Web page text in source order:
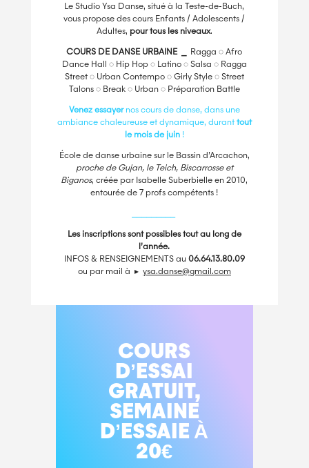
Le Studio Ysa Danse, situé à la Teste-de-Buch,
vous propose des cours Enfants / Adolescents /
Adultes, pour tous les niveaux.
COURS DE DANSE URBAINE ⎯
Ragga ◌ Afro
Dance Hall ◌ Hip Hop ◌ Latino ◌ Salsa ◌ Ragga
Street ◌ Urban Contempo ◌ Girly Style ◌ Street
Talons ◌ Break ◌ Urban ◌ Préparation Battle
Venez essayernos cours de danse, dans une
ambiance chaleureuse et dynamique, duranttout
le mois de juin!
École de danse urbaine sur le Bassin d’Arcachon,
proche de Gujan, le Teich, Biscarrosse et
Biganos, créée par Isabelle Suberbielle en 2010,
entourée de 7 profs compétents !
Les inscriptions sont possibles tout au long de
l’année.
INFOS & RENSEIGNEMENTS au 06.64.13.80.09
ou par mail à ▸ ysa.danse@gmail.com
COURS
D’ESSAI
GRATUIT,
SEMAINE
D’ESSAIE À
20€